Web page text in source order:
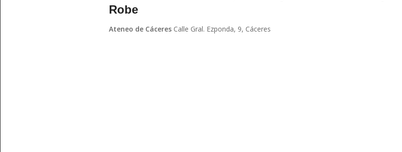
Robe
Ateneo de Cáceres Calle Gral. Ezponda, 9, Cáceres